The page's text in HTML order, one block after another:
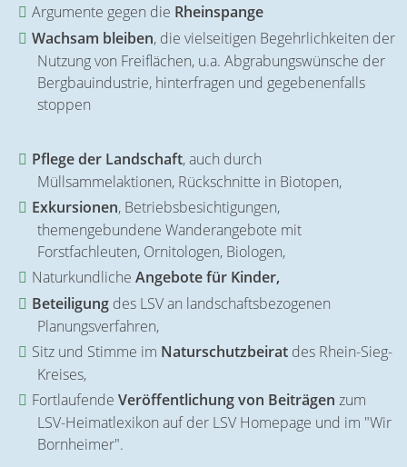
Argumente gegen die Rheinspange
Wachsam bleiben, die vielseitigen Begehrlichkeiten der
Nutzung von Freiflächen, u.a. Abgrabungswünsche der
Bergbauindustrie, hinterfragen und gegebenenfalls
stoppen
Pflege der Landschaft, auch durch
Müllsammelaktionen, Rückschnitte in Biotopen,
Exkursionen, Betriebsbesichtigungen,
themengebundene Wanderangebote mit
Forstfachleuten, Ornitologen, Biologen,
Naturkundliche Angebote für Kinder,
Beteiligung des LSV an landschaftsbezogenen
Planungsverfahren,
Sitz und Stimme im Naturschutzbeirat des Rhein-Sieg-
Kreises,
Fortlaufende Veröffentlichung von Beiträgen zum
LSV-Heimatlexikon auf der LSV Homepage und im "Wir
Bornheimer".